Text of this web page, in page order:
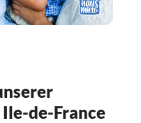
de-France